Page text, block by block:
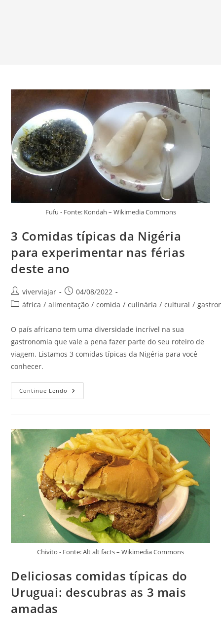
Fufu - Fonte: Kondah – Wikimedia Commons
3 Comidas típicas da Nigéria
para experimentar nas férias
deste ano
Autor
do
viverviajar
Post
publicado:
04/08/2022
Categoria
post:
áfrica / alimentação / comida / culinária / cultural /
O país africano tem uma diversidade incrível na sua
gastronomia que vale a pena fazer parte do seu roteiro de
viagem. Listamos 3 comidas típicas da Nigéria para você
conhecer.
Continue Lendo
Comidas
Experimentar
Nas
Férias
Deste
Ano
Chivito - Fonte: Alt alt facts – Wikimedia Commons
Deliciosas comidas típicas do
Uruguai: descubras as 3 mais
amadas